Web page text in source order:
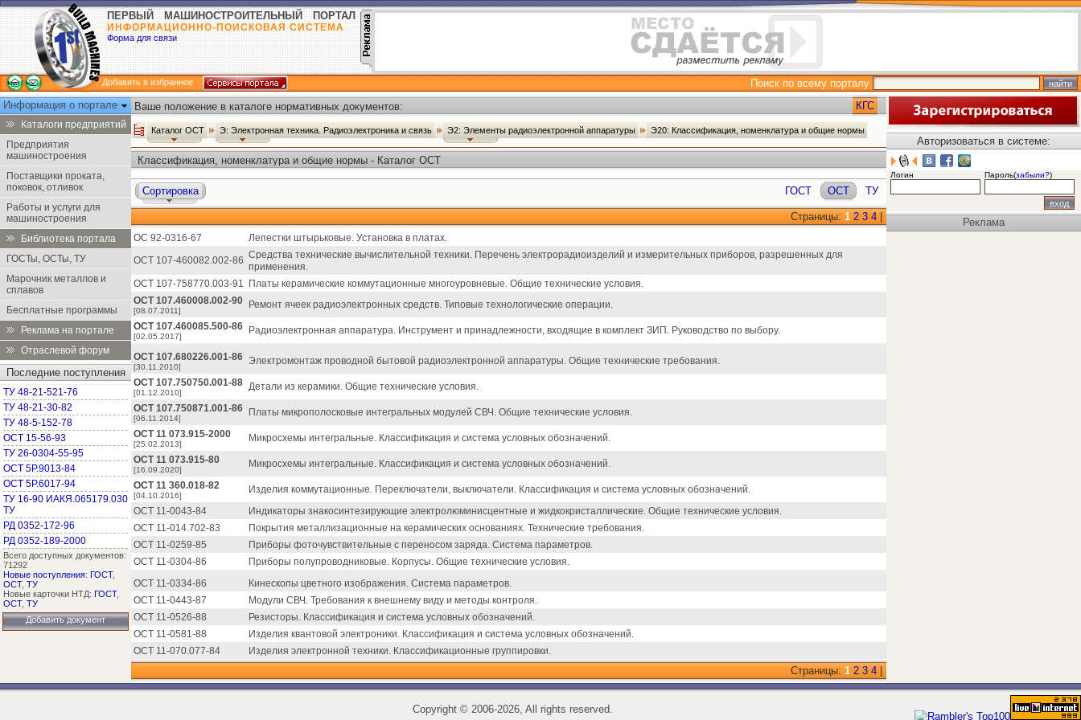
ПЕРВЫЙ МАШИНОСТРОИТЕЛЬНЫЙ ПОРТАЛ
ИНФОРМАЦИОННО-ПОИСКОВАЯ СИСТЕМА
Форма для связи
Добавить в избранное
Поиск по всему порталу
Информация о портале
Каталоги предприятий
Предприятия
машиностроения
Поставщики проката,
поковок, отливок
Работы и услуги для
машиностроения
Библиотека портала
ГОСТы, ОСТы, ТУ
Марочник металлов и
сплавов
Бесплатные программы
Реклама на портале
Отраслевой форум
Последние поступления
ТУ 48-21-521-76
ТУ 48-21-30-82
ТУ 48-5-152-78
ОСТ 15-56-93
ТУ 26-0304-55-95
ОСТ 5Р.9013-84
ОСТ 5Р.6017-94
ТУ 16-90 ИАКЯ.065179.030
ТУ
РД 0352-172-96
РД 0352-189-2000
Всего доступных документов:
71292
Новые поступления: ГОСТ,
ОСТ, ТУ
Новые карточки НТД: ГОСТ,
ОСТ, ТУ
Добавить документ
Ваше положение в каталоге нормативных документов: КГС
Каталог ОСТ Э: Электронная техника. Радиоэлектроника и связь Э2: Элементы радиоэлектронной аппаратуры Э20: Классификация, номенклатура и общие нормы
Классификация, номенклатура и общие нормы - Каталог ОСТ
Сортировка ГОСТ ОСТ ТУ
Страницы: 1 2 3 4
ОС 92-0316-67
Лепестки штырьковые. Установка в платах.
ОСТ 107-460082.002-86 Средства технические вычислительной техники. Перечень электрорадиоизделий и измерительных приборов, разрешенных для
применения.
ОСТ 107-758770.003-91
Платы керамические коммутационные многоуровневые. Общие технические условия.
ОСТ 107.460008.002-90
[08.07.2011]
Ремонт ячеек радиоэлектронных средств. Типовые технологические операции.
ОСТ 107.460085.500-86
[02.05.2017]
Радиоэлектронная аппаратура. Инструмент и принадлежности, входящие в комплект ЗИП. Руководство по выбору.
ОСТ 107.680226.001-86
[30.11.2010]
Электромонтаж проводной бытовой радиоэлектронной аппаратуры. Общие технические требования.
ОСТ 107.750750.001-88
[01.12.2010]
Детали из керамики. Общие технические условия.
ОСТ 107.750871.001-86
[06.11.2014]
Платы микрополосковые интегральных модулей СВЧ. Общие технические условия.
ОСТ 11 073.915-2000
[25.02.2013]
Микросхемы интегральные. Классификация и система условных обозначений.
ОСТ 11 073.915-80
[16.09.2020]
Микросхемы интегральные. Классификация и система условных обозначений.
ОСТ 11 360.018-82
[04.10.2016]
Изделия коммутационные. Переключатели, выключатели. Классификация и система условных обозначений.
ОСТ 11-0043-84
Индикаторы знакосинтезирующие электролюминисцентные и жидкокристаллические. Общие технические условия.
ОСТ 11-014.702-83
Покрытия металлизационные на керамических основаниях. Технические требования.
ОСТ 11-0259-85
Приборы фоточувствительные с переносом заряда. Система параметров.
ОСТ 11-0304-86
Приборы полупроводниковые. Корпусы. Общие технические условия.
ОСТ 11-0334-86
Кинескопы цветного изображения. Система параметров.
ОСТ 11-0443-87
Модули СВЧ. Требования к внешнему виду и методы контроля.
ОСТ 11-0526-88
Резисторы. Классификация и система условных обозначений.
ОСТ 11-0581-88
Изделия квантовой электроники. Классификация и система условных обозначений.
ОСТ 11-070.077-84
Изделия электронной техники. Классификационные группировки.
Страницы: 1 2 3 4
Авторизоваться в системе:
Логин Пароль(забыли?)
Реклама
Copyright ©2006-2026, All rights reserved.